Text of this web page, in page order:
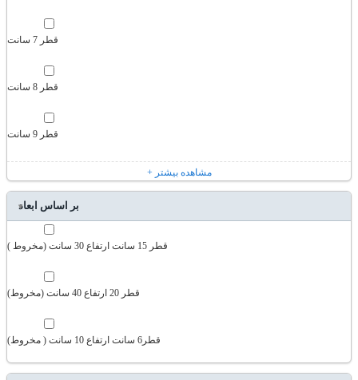
قطر 7 سانت
قطر 8 سانت
قطر 9 سانت
+ مشاهده بیشتر
بر اساس ابعاد
قطر 15 سانت ارتفاع 30 سانت (مخروط )
قطر 20 ارتفاع 40 سانت (مخروط)
قطر6 سانت ارتفاع 10 سانت ( مخروط)